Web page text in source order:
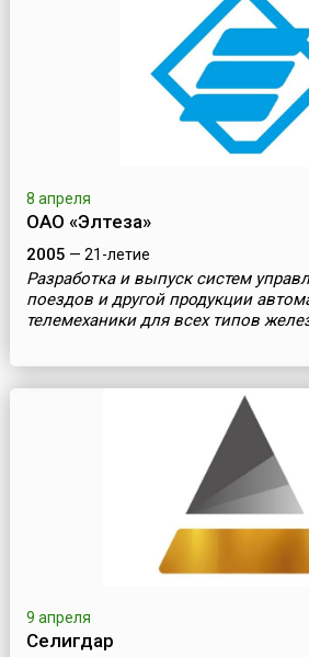
8 апреля
ОАО «Элтеза»
2005 — 21-летие
Разработка и выпуск систем
поездов и другой продукции
телемеханики для всех типов
9 апреля
Селигдар